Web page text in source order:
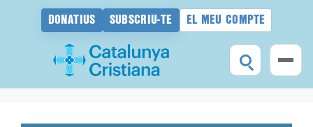
DONATIUS SUBSCRIU-TE EL MEU COMPTE